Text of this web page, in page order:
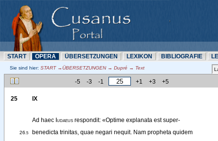
START OPERA ÜBERSETZUNN LEXIKON BIBLIOGRAFIE
Sie sind hier: START →ÜBERSETZUNN → Dupré → Text
-5 -3 -1 +1 +3 +5
25 IX
Ad haec Iudaeus respondit: «Optime explanata est super-
26.5 benedicta trinitas, quae negari nequit. Nam propheta quidem